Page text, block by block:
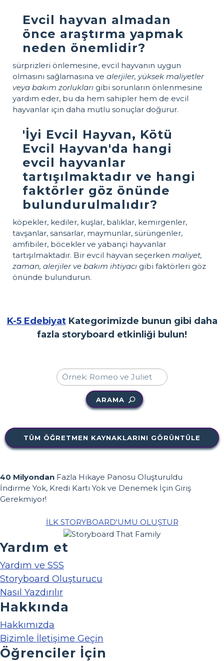
Evcil hayvan almadan
önce araştırma yapmak
neden önemlidir?
sürprizleri önlemesine, evcil hayvanın uygun
olmasını sağlamasına ve alerjiler, yüksek maliyetler
veya bakım zorlukları gibi sorunların önlenmesine
yardım eder, bu da hem sahipler hem de evcil
hayvanlar için daha mutlu sonuçlar doğurur.
'İyi Evcil Hayvan, Kötü
Evcil Hayvan'da hangi
evcil hayvanlar
tartışılmaktadır ve hangi
faktörler göz önünde
bulundurulmalıdır?
köpekler, kediler, kuşlar, balıklar, kemirgenler,
tavşanlar, sansarlar, maymunlar, sürüngenler,
amfibiler, böcekler ve yabançi hayvanlar
tartışılmaktadır. Bir evcil hayvan seçerken maliyet,
zaman, alerjiler ve bakım ihtiyacı gibi faktörleri göz
önünde bulundurun.
K-5 EdebiyatKategorimizde bunun gibi daha
fazla storyboard etkinliği bulun!
ARAMA
TÜM ÖĞRETMEN KAYNAKLARINI GÖRÜNTÜLE
40 Milyondan Fazla Hikaye Panosu Oluşturuldu
İndirme Yok, Kredi Kartı Yok ve Denemek İçin Giriş
Gerekmiyor!
İLK STORYBOARD'UMU OLUŞTUR
Yardım et
Yardım ve SSS
Storyboard Oluşturucu
Nasıl Yazdırılır
Hakkında
Hakkımızda
Bizimle İletişime Geçin
Öğrenciler İçin